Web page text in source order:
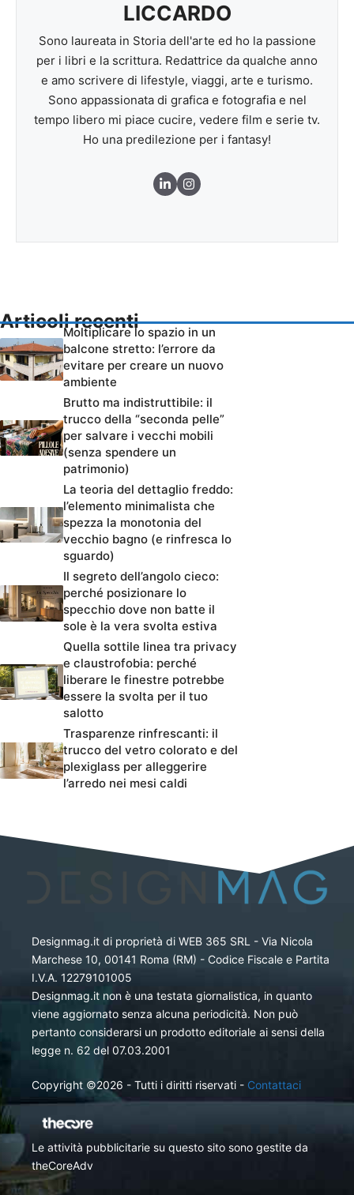
LICCARDO
Sono laureata in Storia dell'arte ed ho la passione
per i libri e la scrittura. Redattrice da qualche anno
e amo scrivere di lifestyle, viaggi, arte e turismo.
Sono appassionata di grafica e fotografia e nel
tempo libero mi piace cucire, vedere film e serie tv.
Ho una predilezione per i fantasy!
Articoli recenti
Moltiplicare lo spazio in un
balcone stretto: l’errore da
evitare per creare un nuovo
ambiente
Brutto ma indistruttibile: il
trucco della “seconda pelle”
per salvare i vecchi mobili
(senza spendere un
patrimonio)
La teoria del dettaglio freddo:
l’elemento minimalista che
spezza la monotonia del
vecchio bagno (e rinfresca lo
sguardo)
Il segreto dell’angolo cieco:
perché posizionare lo
specchio dove non batte il
sole è la vera svolta estiva
Quella sottile linea tra privacy
e claustrofobia: perché
liberare le finestre potrebbe
essere la svolta per il tuo
salotto
Trasparenze rinfrescanti: il
trucco del vetro colorato e del
plexiglass per alleggerire
l’arredo nei mesi caldi
Designmag.it di proprietà di WEB 365 SRL - Via Nicola
Marchese 10, 00141 Roma (RM) - Codice Fiscale e Partita
I.V.A. 12279101005
Designmag.it non è una testata giornalistica, in quanto
viene aggiornato senza alcuna periodicità. Non può
pertanto considerarsi un prodotto editoriale ai sensi della
legge n. 62 del 07.03.2001
Copyright ©2026 - Tutti i diritti riservati - Contattaci
Le attività pubblicitarie su questo sito sono gestite da
theCoreAdv